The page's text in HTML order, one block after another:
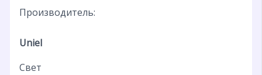
Производитель:
Uniel
Свет